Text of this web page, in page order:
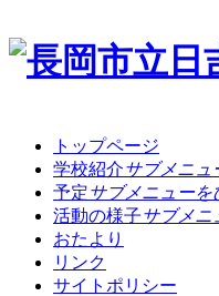
トップページ
学校紹介サブメニュ
予定サブメニューを
活動の様子サブメニ
おたより
リンク
サイトポリシー